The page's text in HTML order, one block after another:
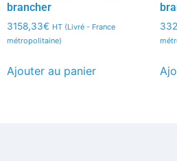
brancher
3158,33€ HT (Livré - France
métropolitaine)
Ajouter au panier